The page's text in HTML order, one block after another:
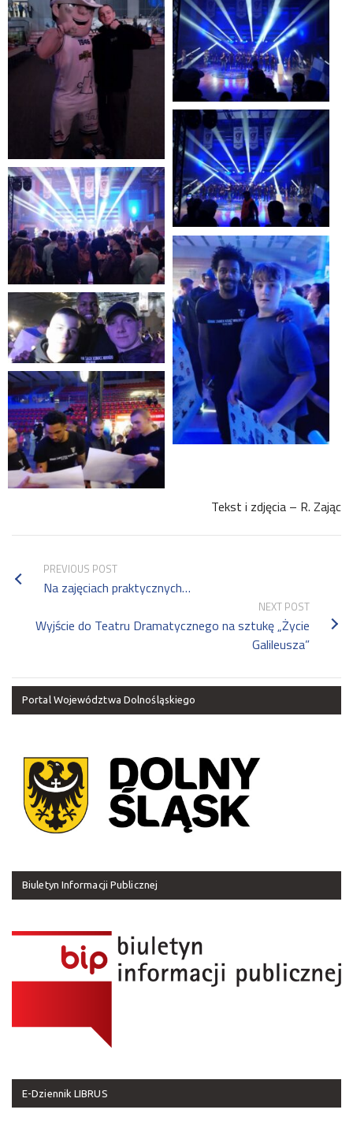
Tekst i zdjęcia – R. Zając
PREVIOUS POST
Na zajęciach praktycznych…
NEXT POST
Wyjście do Teatru Dramatycznego na sztukę „Życie
Galileusza”
Portal Województwa Dolnośląskiego
Biuletyn Informacji Publicznej
E-Dziennik LIBRUS